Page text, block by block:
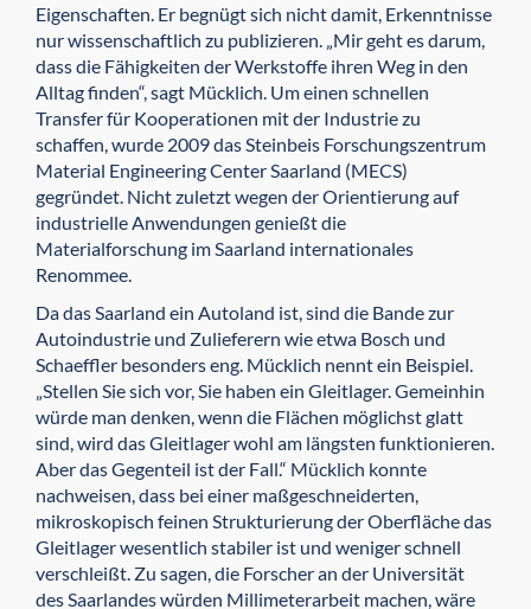
Eigenschaften. Er begnügt sich nicht damit, Erkenntnisse
nur wissenschaftlich zu publizieren. „Mir geht es darum,
dass die Fähigkeiten der Werkstoffe ihren Weg in den
Alltag finden“, sagt Mücklich. Um einen schnellen
Transfer für Kooperationen mit der Industrie zu
schaffen, wurde 2009 das Steinbeis Forschungszentrum
Material Engineering Center Saarland (MECS)
gegründet. Nicht zuletzt wegen der Orientierung auf
industrielle Anwendungen genießt die
Materialforschung im Saarland internationales
Renommee.
Da das Saarland ein Autoland ist, sind die Bande zur
Autoindustrie und Zulieferern wie etwa Bosch und
Schaeffler besonders eng. Mücklich nennt ein Beispiel.
„Stellen Sie sich vor, Sie haben ein Gleitlager. Gemeinhin
würde man denken, wenn die Flächen möglichst glatt
sind, wird das Gleitlager wohl am längsten funktionieren.
Aber das Gegenteil ist der Fall.“ Mücklich konnte
nachweisen, dass bei einer maßgeschneiderten,
mikroskopisch feinen Strukturierung der Oberfläche das
Gleitlager wesentlich stabiler ist und weniger schnell
verschleißt. Zu sagen, die Forscher an der Universität
des Saarlandes würden Millimeterarbeit machen, wäre